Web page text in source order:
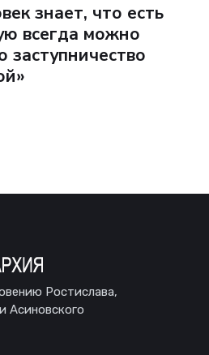
знает, что есть
всегда можно
заступничество
Ростислава,
Асиновского